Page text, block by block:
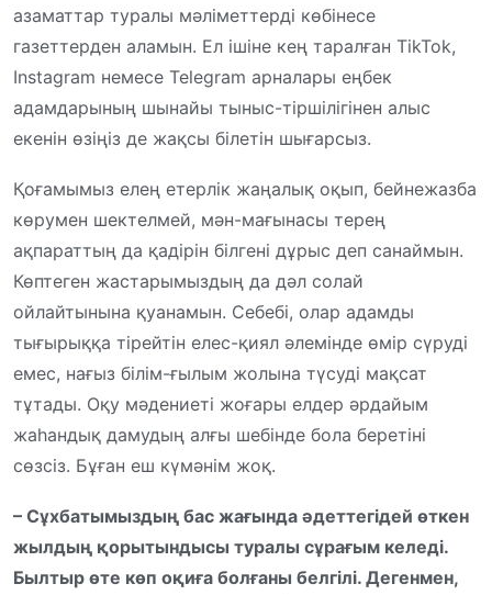
азаматтар туралы мәліметтерді көбінесе
газеттерден аламын. Ел ішіне кең таралған TikTok,
Instagram немесе Telegram арналары еңбек
адамдарының шынайы тыныс-тіршілігінен алыс
екенін өзіңіз де жақсы білетін шығарсыз.
Қоғамымыз елең етерлік жаңалық оқып, бейнежазба
көрумен шектелмей, мән-мағынасы терең
ақпараттың да қадірін білгені дұрыс деп санаймын.
Көптеген жастарымыздың да дәл солай
ойлайтынына қуанамын. Себебі, олар адамды
тығырыққа тірейтін елес-қиял әлемінде өмір сүруді
емес, нағыз білім-ғылым жолына түсуді мақсат
тұтады. Оқу мәдениеті жоғары елдер әрдайым
жаһандық дамудың алғы шебінде бола беретіні
сөзсіз. Бұған еш күмәнім жоқ.
– Сұхбатымыздың бас жағында әдеттегідей өткен
жылдың қорытындысы туралы сұрағым келеді.
Былтыр өте көп оқиға болғаны белгілі. Дегенмен,